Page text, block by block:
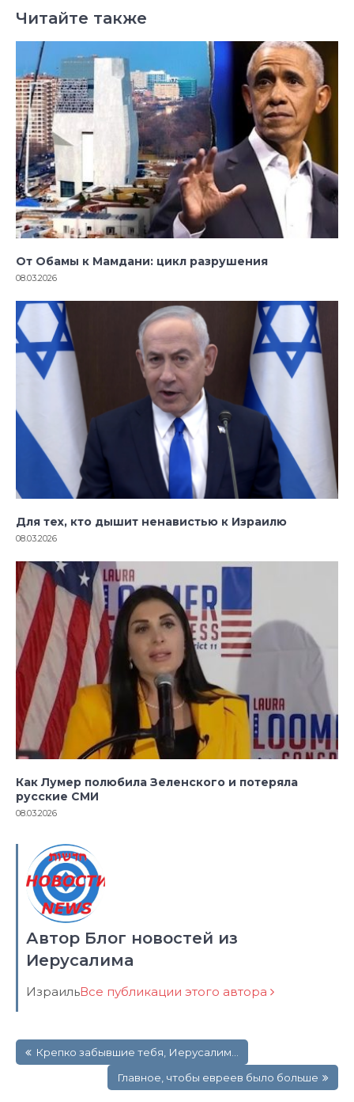
Читайте также
От Обамы к Мамдани: цикл разрушения
08.03.2026
Для тех, кто дышит ненавистью к Израилю
08.03.2026
Как Лумер полюбила Зеленского и потеряла
русские СМИ
08.03.2026
Автор Блог новостей из
Иерусалима
ИзраильВсе публикации этого автора
по Крепко забывшие тебя, Иерусалим…
Главное, чтобы евреев было больше